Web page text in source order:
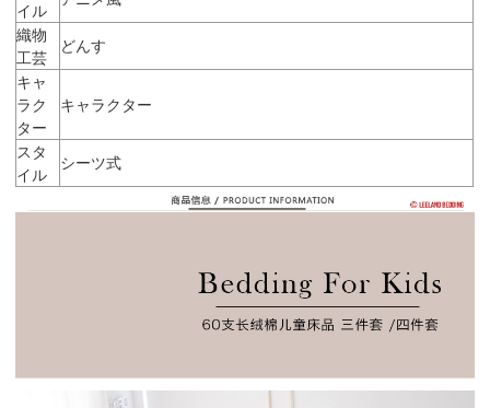
イル
織物
工芸
どんす
キャ
ラク
ター
キャラクター
スタ
イル
シーツ式